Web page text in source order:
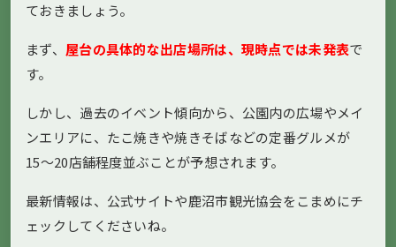
ておきましょう。
まず、 屋台の具体的な出店場所は、現時点では未発表で
す。
しかし、過去のイベント傾向から、公園内の広場やメイ
ンエリアに、たこ焼きや焼きそばなどの定番グルメが
15〜20店舗程度並ぶことが予想されます。
最新情報は、公式サイトや鹿沼市観光協会をこまめにチ
ェックしてくださいね。